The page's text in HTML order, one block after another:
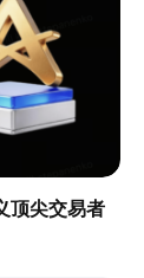
尖交易者